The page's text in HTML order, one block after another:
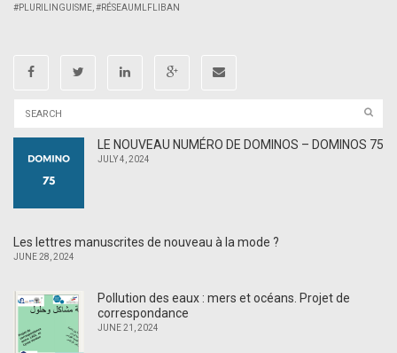
#PLURILINGUISME #RÉSEAUMLFLIBAN
LE NOUVEAU NUMÉRO DE DOMINOS – DOMINOS 75
JULY 4, 2024
Les lettres manuscrites de nouveau à la mode ?
JUNE 28, 2024
Pollution des eaux : mers et océans. Projet de
correspondance
JUNE 21, 2024